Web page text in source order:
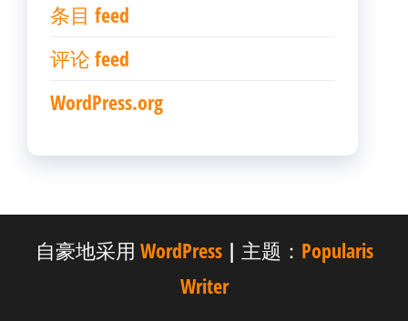
条目 feed
评论 feed
WordPress.org
自豪地采用 WordPress | 主题： Popularis
Writer